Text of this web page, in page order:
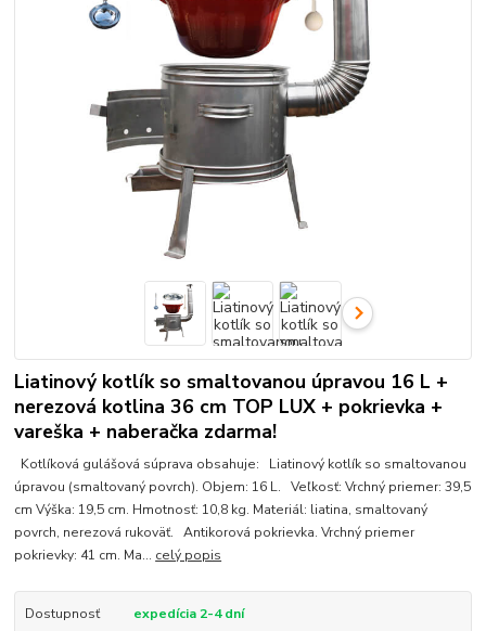
Liatinový kotlík so smaltovanou úpravou 16 L +
nerezová kotlina 36 cm TOP LUX + pokrievka +
vareška + naberačka zdarma!
Kotlíková gulášová súprava obsahuje: Liatinový kotlík so smaltovanou
úpravou (smaltovaný povrch). Objem: 16 L. Veľkosť: Vrchný priemer: 39,5
cm Výška: 19,5 cm. Hmotnosť: 10,8 kg. Materiál: liatina, smaltovaný
povrch, nerezová rukoväť. Antikorová pokrievka. Vrchný priemer
pokrievky: 41 cm. Ma... celý popis
Dostupnosť expedícia 2-4 dní